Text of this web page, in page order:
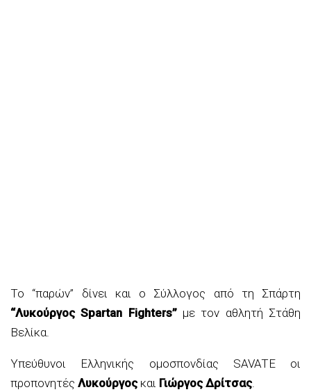
Το “παρών” δίνει και ο Σύλλογος από τη Σπάρτη
“Λυκούργος Spartan Fighters”με τον αθλητή Στάθη
Βελίκα.
Υπεύθυνοι Ελληνικής ομοσπονδίας SAVATE οι
προπονητές Λυκούργοςκαι Γιώργος Δρίτσας.